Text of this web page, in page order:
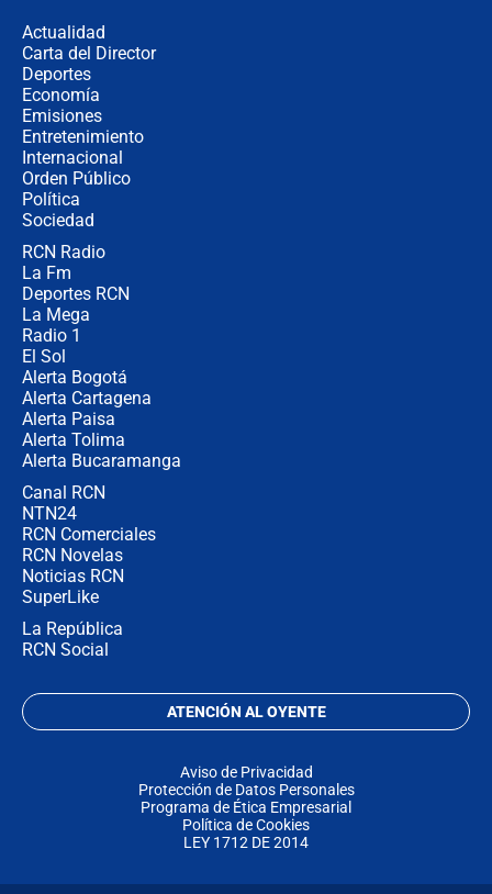
Actualidad
Carta del Director
Deportes
Economía
Emisiones
Entretenimiento
Internacional
Orden Público
Política
Sociedad
RCN Radio
La Fm
Deportes RCN
La Mega
Radio 1
El Sol
Alerta Bogotá
Alerta Cartagena
Alerta Paisa
Alerta Tolima
Alerta Bucaramanga
Canal RCN
NTN24
RCN Comerciales
RCN Novelas
Noticias RCN
SuperLike
La República
RCN Social
ATENCIÓN AL OYENTE
Aviso de Privacidad
Protección de Datos Personales
Programa de Ética Empresarial
Política de Cookies
LEY 1712 DE 2014